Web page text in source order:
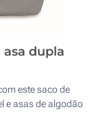
dupla
este saco de
e asas de algodão